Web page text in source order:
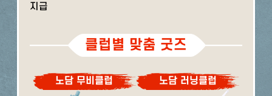
지급
클럽별 맞춤 굿즈
노담 무비클럽 노담 러닝클럽